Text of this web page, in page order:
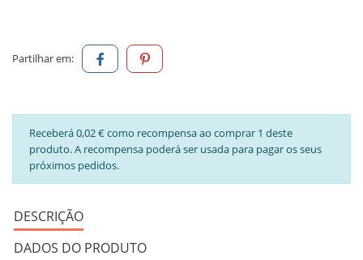
Partilhar em:
Receberá 0,02 € como recompensa ao comprar 1 deste
produto. A recompensa poderá ser usada para pagar os seus
próximos pedidos.
DESCRIÇÃO
DADOS DO PRODUTO